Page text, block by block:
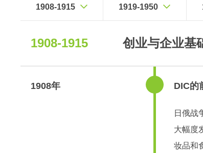
1908-1915 1919-1950
1908-1915 创业与企业基
1908年 DIC的
日俄战
大幅度
妆品和